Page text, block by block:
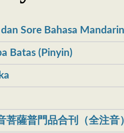
Sore Bahasa Mandarin
Batas (Pinyin)
菩薩普門品合刊（全注音